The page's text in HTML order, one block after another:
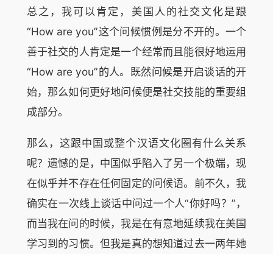
总之，我可以肯定，美国人的社交文化是跟
“How are you”这个问候惯例是分不开的。一个
善于社交的人肯定是一个经常而且能很好地运用
“How are you”的人。既然问候是开启谈话的开
始，那么如何更好地问候便是社交技能的重要组
成部分。
那么，这跟中国或整个汉语文化圈有什么关系
呢？遗憾的是，中国似乎陷入了另一个极端，现
在似乎并不存在任何固定的问候语。前不久，我
确实在一次线上谈话中问过一个人“你好吗？”，
而当我在问的时候，我是在有意地延续我在美国
学习到的习惯。但我是真的想知道过去一两年她